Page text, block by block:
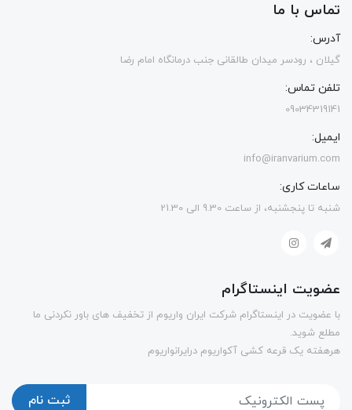
تماس با ما
آدرس:
گیلان ، رودسر میدان طالقانی جنب درمانگاه امام رضا
تلفن تماس:
09034319141
ایمیل:
info@iranvarium.com
ساعات کاری:
شنبه تا پنجشنبه، از ساعت 9.30 الی 21.30
عضویت اینستاگرام
با عضویت در اینستاگرام شرکت ایران واریوم از تخفیف های باور نکردنی ما
مطلع شوید.
هرهفته یک قرعه کشی آکواریوم درایرانواریوم
ثبت نام